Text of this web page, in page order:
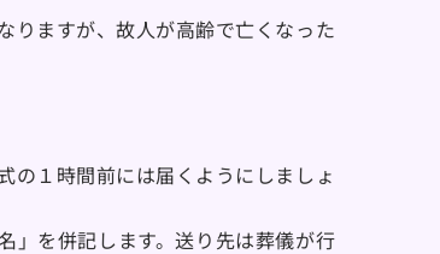
りますが、故人が高齢で亡くなった
の１時間前には届くようにしましょ
」を併記します。送り先は葬儀が行